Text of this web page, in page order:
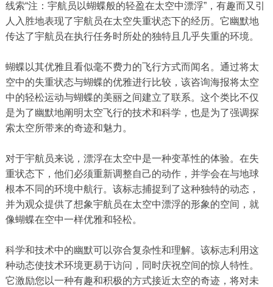
线索“注：宇航员以蝴蝶般的轻盈在太空中漂浮”，有趣而又引
人入胜地表现了宇航员在太空失重状态下的经历。它幽默地
传达了宇航员在执行任务时所处的独特且几乎失重的环境。
蝴蝶以其优雅且看似毫不费力的飞行方式而闻名。通过将太
空中的失重状态与蝴蝶的优雅进行比较，该咨询海报将太空
中的轻松运动与蝴蝶的美丽之间建立了联系。这个类比不仅
是为了幽默地阐明太空飞行的技术和科学，也是为了强调探
索太空所带来的奇迹和魅力。
对于宇航员来说，漂浮在太空中是一种变革性的体验。在失
重状态下，他们必须重新调整自己的动作，并学会在与地球
根本不同的环境中航行。该标志捕捉到了这种独特的动态，
并为观众提供了想象宇航员在太空中漂浮的形象的空间，就
像蝴蝶在空中一样优雅和轻松。
科学和技术中的幽默可以弥合复杂性和理解。该标志利用这
种动态使技术环境更易于访问，同时庆祝空间的惊人特性。
它激励您以一种有趣和积极的方式接近太空的奇迹，将对未